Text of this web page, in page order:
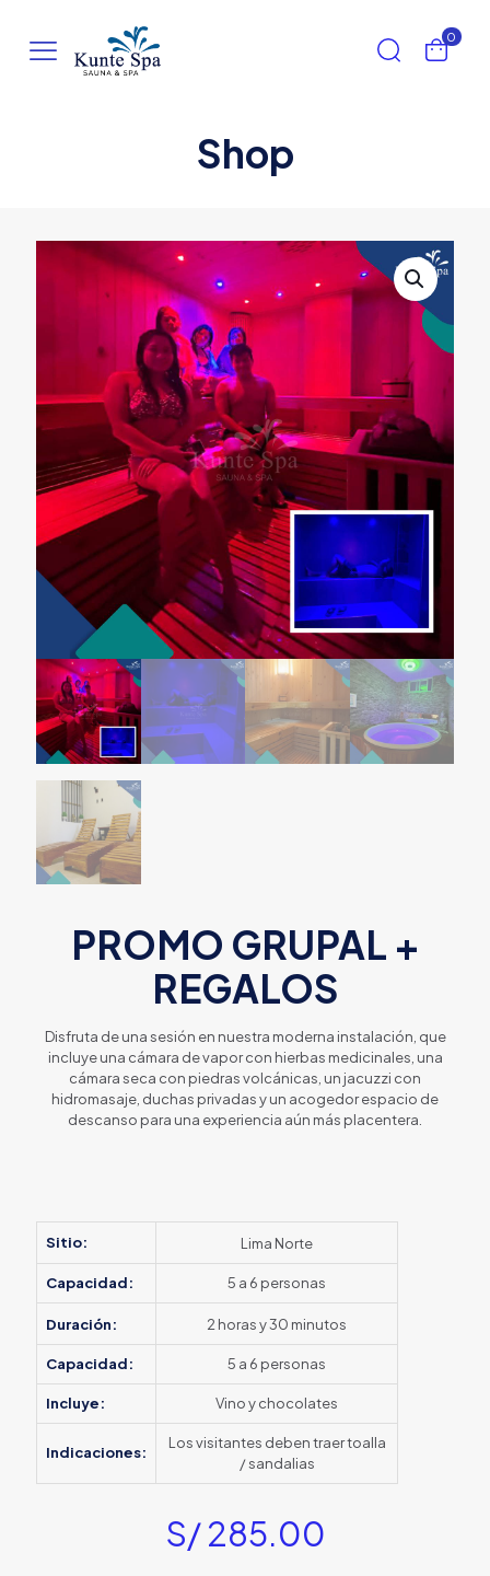
0
Shop
PROMO GRUPAL +
REGALOS
Disfruta de una sesión en nuestra moderna instalación, que
incluye una cámara de vapor con hierbas medicinales, una
cámara seca con piedras volcánicas, un jacuzzi con
hidromasaje, duchas privadas y un acogedor espacio de
descanso para una experiencia aún más placentera.
Sitio: Lima Norte
Capacidad: 5 a 6 personas
Duración: 2 horas y 30 minutos
Capacidad: 5 a 6 personas
Incluye: Vino y chocolates
Indicaciones:
Los visitantes deben traer toalla
/ sandalias
S/285.00